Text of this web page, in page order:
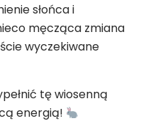
słońca i
męcząca zmiana
wyczekiwane
tę wiosenną
energią!